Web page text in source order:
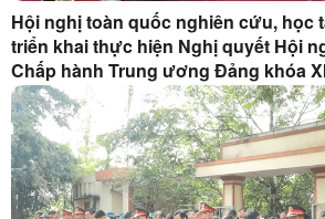
Hội nghị toàn quốc nghiên cứu, học
triển khai thực hiện Nghị quyết Hội
Chấp hành Trung ương Đảng khóa